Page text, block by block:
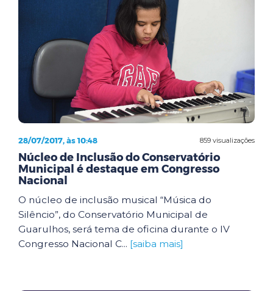
859 visualizações
28/07/2017, às 10:48
Núcleo de Inclusão do Conservatório
Municipal é destaque em Congresso
Nacional
O núcleo de inclusão musical “Música do
Silêncio”, do Conservatório Municipal de
Guarulhos, será tema de oficina durante o IV
Congresso Nacional C... [saiba mais]